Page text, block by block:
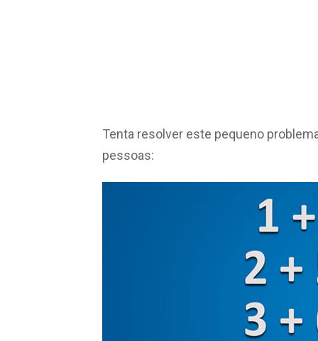
Tenta resolver este pequeno
pessoas: